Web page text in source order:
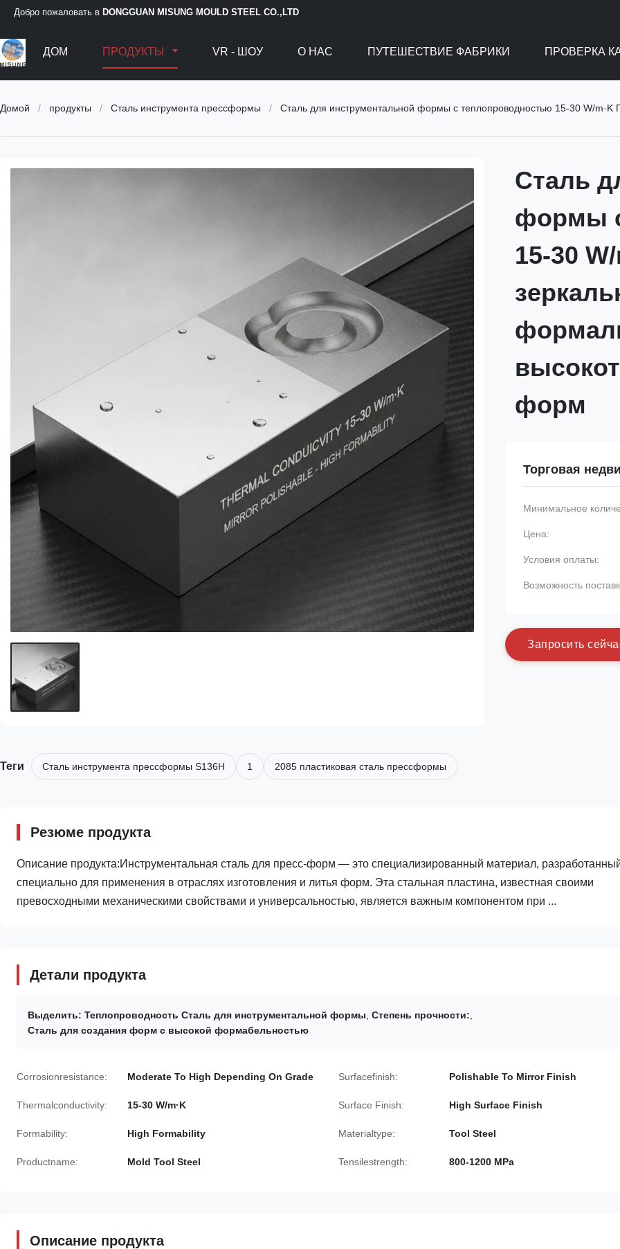
Добро пожаловать в DONGGUAN MISUNG MOULD STEEL CO.,LTD
ДОМ ПРОДУКТЫ VR - ШОУ О НАС ПУТЕШЕСТВИЕ ФАБРИКИ ПРОВЕРКА
Домой / продукты / Сталь инструмента прессформы / Сталь для инструментальной формы с теплопроводностью 15-30 W/m·K Полируемая до
Сталь
формы
15-30
форм
Торговая
Минимальное
Цена:
Условия оплаты:
Возможность
Запросить сейча
Теги Сталь инструмента прессформы S136H 1 2085 пластиковая сталь прессформы
Резюме продукта
Описание продукта:Инструментальная сталь для пресс-форм — это специализированный материал,
специально для применения в отраслях изготовления и литья форм. Эта стальная пластина, известная своими
превосходными механическими свойствами и универсальностью, является важным компонентом при ...
Детали продукта
Выделить: Теплопроводность Сталь для инструментальной формы Степень прочности:
Сталь для создания форм с высокой формабельностью
Corrosionresistance: Moderate To High Depending On Grade Surfacefinish: Polishable To Mirror Finish
Thermalconductivity: 15-30 W/m·K Surface Finish: High Surface Finish
Formability: High Formability Materialtype: Tool Steel
Productname: Mold Tool Steel Tensilestrength: 800-1200 MPa
Описание продукта